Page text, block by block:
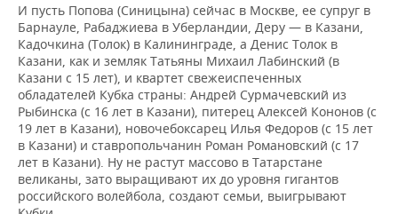
И пусть Попова (Синицына) сейчас в Москве, ее супруг в
Барнауле, Рабаджиева в Уберландии, Деру — в Казани,
Кадочкина (Толок) в Калининграде, а Денис Толок в
Казани, как и земляк Татьяны Михаил Лабинский (в
Казани с 15 лет), и квартет свежеиспеченных
обладателей Кубка страны: Андрей Сурмачевский из
Рыбинска (с 16 лет в Казани), питерец Алексей Кононов (с
19 лет в Казани), новочебоксарец Илья Федоров (с 15 лет
в Казани) и ставропольчанин Роман Романовский (с 17
лет в Казани). Ну не растут массово в Татарстане
великаны, зато выращивают их до уровня гигантов
российского волейбола, создают семьи, выигрывают